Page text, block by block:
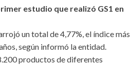
estudio que realizó GS1 en
un total de 4,77%, el índice más
según informó la entidad.
productos de diferentes